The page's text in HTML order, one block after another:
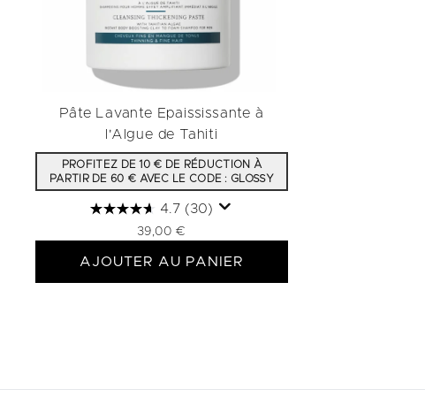
Pâte Lavante Epaississante à
l'Algue de Tahiti
PROFITEZ DE 10 € DE RÉDUCTION À
PARTIR DE 60 € AVEC LE CODE : GLOSSY
4.7 (30)
39,00 €
AJOUTER AU PANIER